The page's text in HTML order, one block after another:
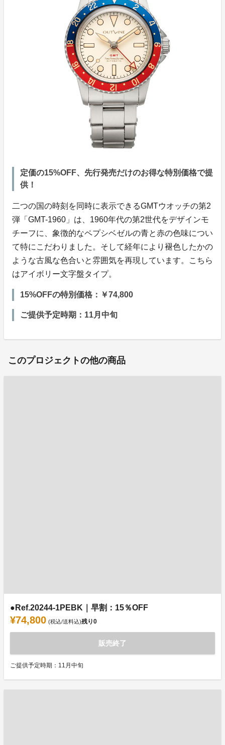
定価の15%OFF、先行発売だけのお得な特別価格で提
供！
二つの国の時刻を同時に表示できるGMTウオッチの第2
弾「GMT-1960」は、1960年代の第2世代をデザインモ
チーフに、象徴的なペプシベゼルの青と赤の色味につい
て特にこだわりました。そして経年により褪色したかの
ような古風な色合いと雰囲気を再現しています。こちら
はアイボリー文字盤タイプ。
15%OFFの特別価格：￥74,800
ご提供予定時期：11月中旬
このプロジェクトの他の商品
●Ref.20244-1PEBK｜早割：15％OFF
¥74,800 (税込/送料込)残り0
販売終了
ご提供予定時期：11月中旬